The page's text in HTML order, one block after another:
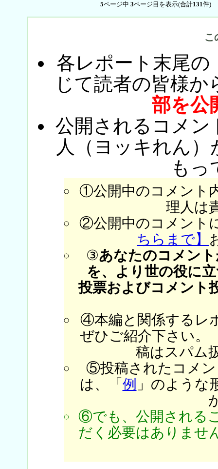
5ページ中 3ページ目を表示(合計131件)
こ
各レポート末尾の
じて読者の皆様か
部を公
公開されるコメン
人（ヨッキれん
もっ
①公開中のコメント
理人は
②公開中のコメント
ちらまで】
③あなたのコメン
を、より世の役に
投票およびコメント
④本編と関係するレ
ぜひご紹介下さい。
稿はスパム
⑤投稿されたコメン
は、「 例 」のような
⑥でも、公開される
だく必要はありませ